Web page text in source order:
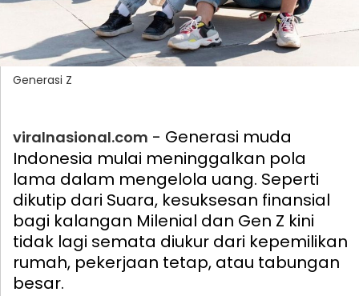
Generasi Z
viralnasional.com - Generasi muda
Indonesia mulai meninggalkan pola
lama dalam mengelola uang. Seperti
dikutip dari Suara, kesuksesan finansial
bagi kalangan Milenial dan Gen Z kini
tidak lagi semata diukur dari kepemilikan
rumah, pekerjaan tetap, atau tabungan
besar.